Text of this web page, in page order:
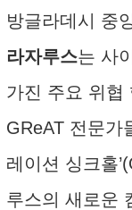
방글라데시 중
라자루스는 사
가진 주요 위협
GReAT 전문가
레이션 싱크홀
루스의 새로운